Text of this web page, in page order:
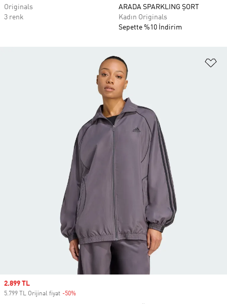
Originals
3 renk
ARADA SPARKLING ŞORT
Kadın Originals
Sepette %10 İndirim
Sale price
2.899 TL
5.799 TL Orijinal fiyat -50%